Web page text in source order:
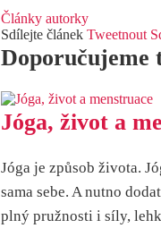
Články autorky
Sdílejte článek Tweetnout
Doporučujeme
Jóga, život a
Jóga je způsob života.
sama sebe. A nutno
plný pružnosti i síly,